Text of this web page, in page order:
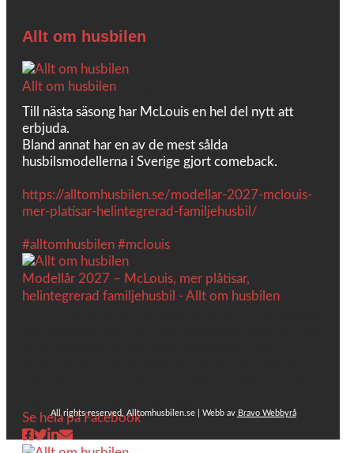
Allt om husbilen
Allt om husbilen
Till nästa säsong har McLouis en hel del nytt att
erbjuda.
Bland annat har en av de mest sålda
husbilsmodellerna i Sverige gjort comeback.
https://alltomhusbilen.se/modellar-2027-mclouis-
mer-platisar-helintegrerad-familjehusbil/
#alltomhusbilen #mclouis
Modellår 2027 – McLouis, mer plåtisar,
helintegrerad familjehusbil - Allt om husbilen
Se hela på Facebook
All rights reserved, Alltomhusbilen.se | Webb av Bravo Webbyrå